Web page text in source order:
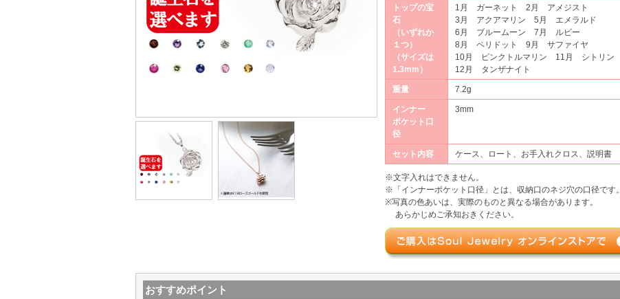
トップの宝
石
（いずれか
１つ）
（サイズは
1.3mm）
1月 ガーネット 2月 アメジスト
3月 アクアマリン 5月 エメラルド
6月 ブルームーン 7月 ルビー
8月 ペリドット 9月 サファイヤ
10月 ピンクトルマリン 11月 シトリン
12月 タンザナイト
重量 7.2g
インナー
ポケット口
径
3mm
セット内容 ケース、ロート、お手入れクロス、説明書
※文字入れはできません。
※「インナーポケット口径」とは、収納口のネジ穴の口径です。
※写真の色あいは、実際のものと異なる場合があります。
あらかじめご承知おきください。
おすすめポイント